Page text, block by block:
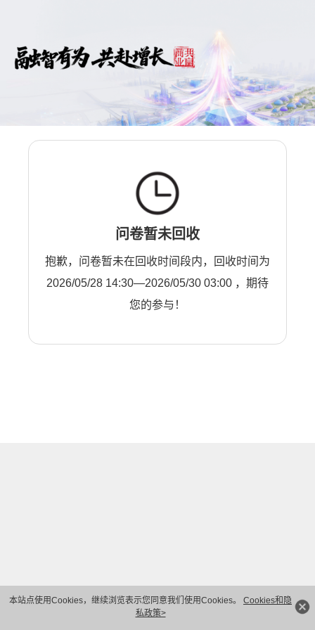
本站点使用Cookies，继续浏览表示您同意我们使用Cookies。 Cookies和隐
私政策>
问卷暂未回收
抱歉，问卷暂未在回收时间段内，回收时间为
2026/05/28 14:30—2026/05/30 03:00 ，期待
您的参与！